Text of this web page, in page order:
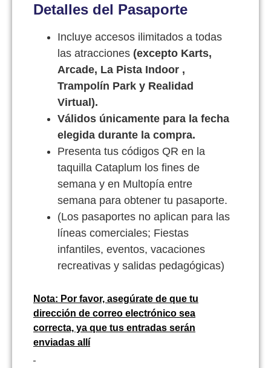
Detalles del Pasaporte
Incluye accesos ilimitados a todas
las atracciones (excepto Karts,
Arcade, La Pista Indoor ,
Trampolín Park y Realidad
Virtual).
Válidos únicamente para la fecha
elegida durante la compra.
Presenta tus códigos QR en la
taquilla Cataplum los fines de
semana y en Multopía entre
semana para obtener tu pasaporte.
(Los pasaportes no aplican para las
líneas comerciales; Fiestas
infantiles, eventos, vacaciones
recreativas y salidas pedagógicas)
Nota: Por favor, asegúrate de que tu
dirección de correo electrónico sea
correcta, ya que tus entradas serán
enviadas allí